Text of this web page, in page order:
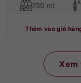
750 ml
Thêm vào giỏ
Xem